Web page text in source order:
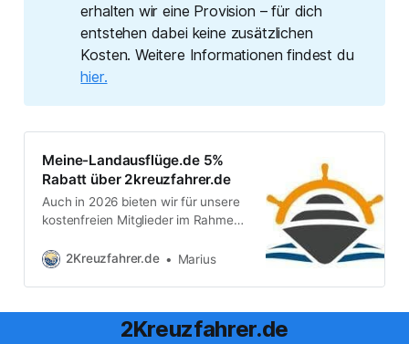
erhalten wir eine Provision – für dich
entstehen dabei keine zusätzlichen
Kosten. Weitere Informationen findest du
hier.
Meine-Landausflüge.de 5%
Rabatt über 2kreuzfahrer.de
Auch in 2026 bieten wir für unsere
kostenfreien Mitglieder im Rahmen
Landausflüge.de* einen Gutschein
bekommen, aber Meine-
Landausflüge.de spendiert euch als
2Kreuzfahrer.de Marius
2Kreuzfahrer.de